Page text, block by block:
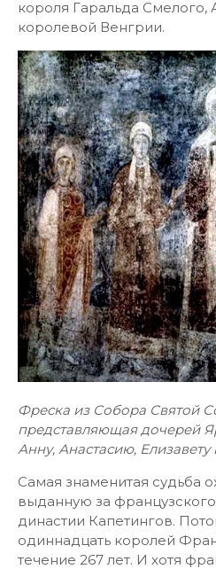
короля Гаральда Смелого,
королевой Венгрии.
Фреска из Собора Святой
представляющая дочерей
Анну, Анастасию, Елизавету
Самая знаменитая судьба
выданную за
династии Капетингов.
одиннадцать королей
течение 267 лет. И хотя